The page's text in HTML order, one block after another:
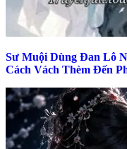
Sư Muội Dùng Đan Lô
Cách Vách Thèm Đến